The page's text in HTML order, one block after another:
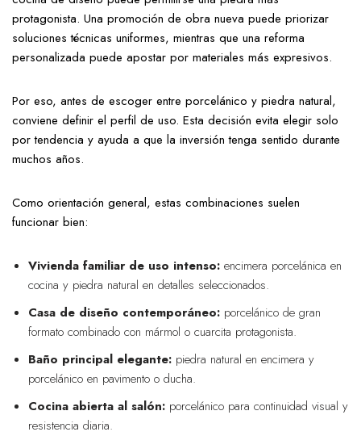
protagonista. Una promoción de obra nueva puede priorizar
soluciones técnicas uniformes, mientras que una reforma
personalizada puede apostar por materiales más expresivos.
Por eso, antes de escoger entre porcelánico y piedra natural,
conviene definir el perfil de uso. Esta decisión evita elegir solo
por tendencia y ayuda a que la inversión tenga sentido durante
muchos años.
Como orientación general, estas combinaciones suelen
funcionar bien:
Vivienda familiar de uso intenso: encimera porcelánica en
cocina y piedra natural en detalles seleccionados.
Casa de diseño contemporáneo: porcelánico de gran
formato combinado con mármol o cuarcita protagonista.
Baño principal elegante: piedra natural en encimera y
porcelánico en pavimento o ducha.
Cocina abierta al salón: porcelánico para continuidad visual y
resistencia diaria.